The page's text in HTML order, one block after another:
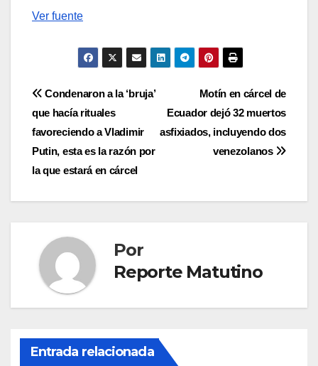
Ver fuente
Navegación
de
entradas
Motín en cárcel de
Ecuador dejó 32 muertos
asfixiados, incluyendo dos
venezolanos
Condenaron a la ‘bruja’
que hacía rituales
favoreciendo a Vladimir
Putin, esta es la razón por
la que estará en cárcel
Por
Reporte Matutino
Entrada relacionada